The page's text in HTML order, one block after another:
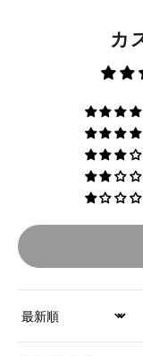
カ
Sort by